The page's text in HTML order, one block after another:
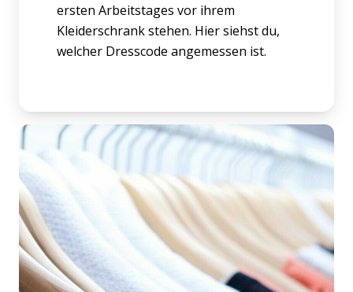
ersten Arbeitstages vor ihrem
Kleiderschrank stehen. Hier siehst du,
welcher Dresscode angemessen ist.